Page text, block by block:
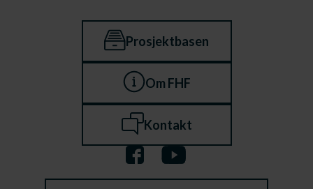
Prosjektbasen
Om FHF
Kontakt